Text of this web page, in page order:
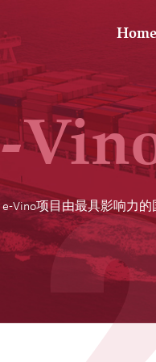
Home
e-Vino项目由最具影响力